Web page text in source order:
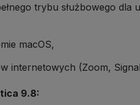
trybu służbowego dla
macOS,
internetowych (Zoom,
9.8: